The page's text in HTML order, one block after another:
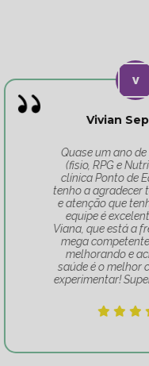
Vivian Separovic
um ano de tratamentos
(fisio, RPG e Nutricionista) na
Ponto de Equilíbrio, e só
a agradecer todo o cuidado
atenção que tenho recebido. A
equipe é excelente, a Tatiana
que está a frente de tudo, é
competente. Quem se vê
melhorando e acredita que a
é o melhor caminho, deve
Super recomendo!!!